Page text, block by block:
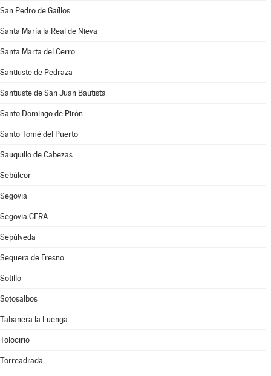
San Pedro de Gaíllos
Santa María la Real de Nieva
Santa Marta del Cerro
Santiuste de Pedraza
Santiuste de San Juan Bautista
Santo Domingo de Pirón
Santo Tomé del Puerto
Sauquillo de Cabezas
Sebúlcor
Segovia
Segovia CERA
Sepúlveda
Sequera de Fresno
Sotillo
Sotosalbos
Tabanera la Luenga
Tolocirio
Torreadrada